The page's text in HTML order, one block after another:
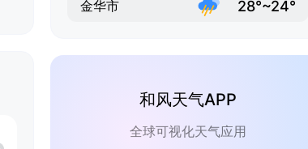
金华市 28°~24°
和风天气APP
全球可视化天气应用